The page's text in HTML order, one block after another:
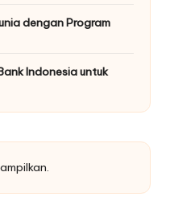
dengan Program
Indonesia untuk